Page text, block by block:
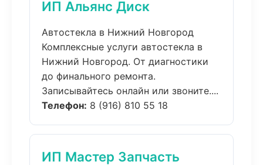
ИП Альянс Диск
Автостекла в Нижний Новгород
Комплексные услуги автостекла в
Нижний Новгород. От диагностики
до финального ремонта.
Записывайтесь онлайн или звоните....
Телефон: 8 (916) 810 55 18
ИП Мастер Запчасть